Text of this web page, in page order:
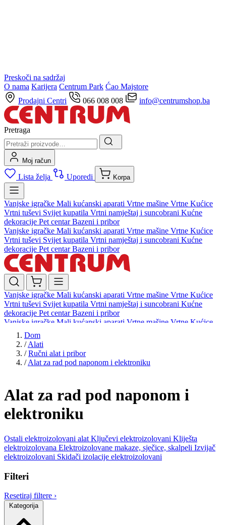
Preskoči na sadržaj
O nama Karijera Centrum Park Ćao Majstore
Prodajni Centri
066 008 008 info@centrumshop.ba
Pretraga
Moj račun
Lista želja Uporedi Korpa
Vanjske igračke Mali kućanski aparati Vrtne mašine Vrtne Kućice
Vrtni tuševi Svijet kupatila Vrtni namještaj i suncobrani Kućne
dekoracije Pet centarBazeni i pribor
Vanjske igračke Mali kućanski aparati Vrtne mašine Vrtne Kućice
Vrtni tuševi Svijet kupatila Vrtni namještaj i suncobrani Kućne
dekoracije Pet centarBazeni i pribor
Vanjske igračke Mali kućanski aparati Vrtne mašine Vrtne Kućice
Vrtni tuševi Svijet kupatila Vrtni namještaj i suncobrani Kućne
dekoracije Pet centarBazeni i pribor
Vanjske igračke Mali kućanski aparati Vrtne mašine Vrtne Kućice
Vrtni tuševi
dekoracijePet centar
Dom
/ Alati
/ Ručni alat i pribor
/ Alat za rad pod naponom i elektroniku
Alat za rad pod naponom i
elektroniku
Ostali elektroizolovani alat Ključevi elektroizolovani Kliješta
elektroizolovana Elektroizolovane makaze, sječice, skalpeli Izvijač
elektroizolovani Skidači izolacije elektroizolovani
Filteri
Resetiraj filtere ›
Kategorija